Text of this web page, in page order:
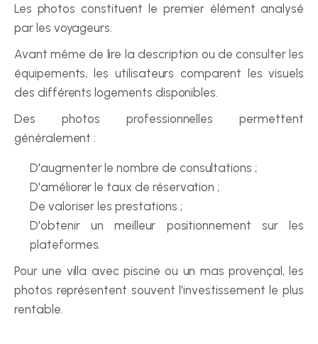
Les photos constituent le premier élément analysé
par les voyageurs.
Avant même de lire la description ou de consulter les
équipements, les utilisateurs comparent les visuels
des différents logements disponibles.
Des photos professionnelles permettent
généralement :
D'augmenter le nombre de consultations ;
D'améliorer le taux de réservation ;
De valoriser les prestations ;
D'obtenir un meilleur positionnement sur les
plateformes.
Pour une villa avec piscine ou un mas provençal, les
photos représentent souvent l'investissement le plus
rentable.